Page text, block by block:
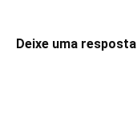
Deixe uma resposta